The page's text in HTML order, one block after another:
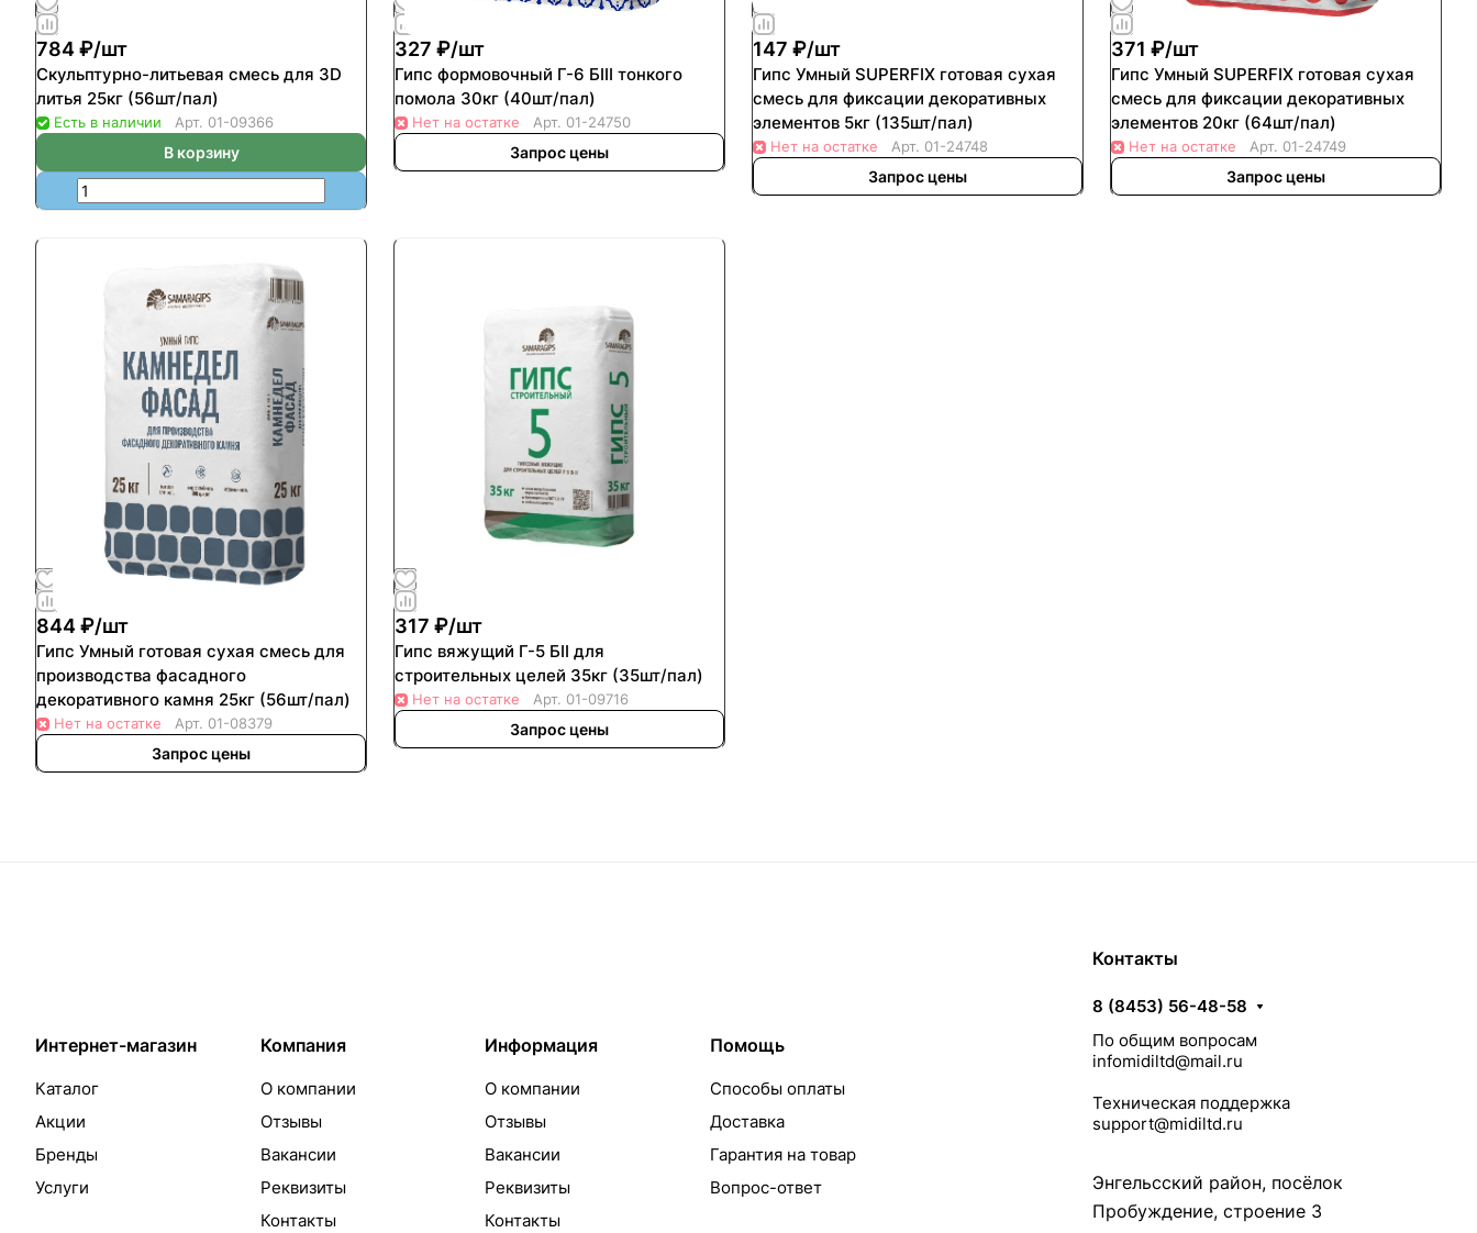
784 ₽/шт
Скульптурно-литьевая смесь для 3D
литья 25кг (56шт/пал)
Есть в наличии Арт. 01-09366
В корзину
327 ₽/шт
Гипс формовочный Г-6 БIII тонкого
помола 30кг (40шт/пал)
Нет на остатке Арт. 01-24750
Запрос цены
147 ₽/шт
Гипс Умный SUPERFIX готовая сухая
смесь для фиксации декоративных
элементов 5кг (135шт/пал)
Нет на остатке Арт. 01-24748
Запрос цены
371 ₽/шт
Гипс Умный SUPERFIX готовая сухая
смесь для фиксации декоративных
элементов 20кг (64шт/пал)
Нет на остатке Арт. 01-24749
Запрос цены
844 ₽/шт
Гипс Умный готовая сухая смесь для
производства фасадного
декоративного камня 25кг (56шт/пал)
Нет на остатке Арт. 01-08379
Запрос цены
317 ₽/шт
Гипс вяжущий Г-5 БII для
строительных целей 35кг (35шт/пал)
Нет на остатке Арт. 01-09716
Запрос цены
Интернет-магазин
Каталог
Акции
Бренды
Услуги
Компания
О компании
Отзывы
Вакансии
Реквизиты
Контакты
Информация
О компании
Отзывы
Вакансии
Реквизиты
Контакты
Помощь
Способы оплаты
Доставка
Гарантия на товар
Вопрос-ответ
Контакты
8 (8453) 56-48-58
По общим вопросам
infomidiltd@mail.ru
Техническая поддержка
support@midiltd.ru
Энгельсский район, посёлок
Пробуждение, строение 3